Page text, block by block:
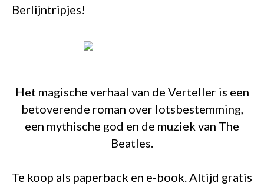
Berlijntripjes!
Het magische verhaal van de Verteller is een
betoverende roman over lotsbestemming,
een mythische god en de muziek van The
Beatles.
Te koop als paperback en e-book. Altijd gratis